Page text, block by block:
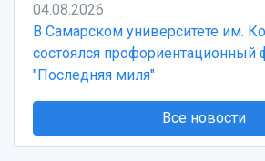
04.08.2026
В Самарском университете им.
состоялся профориентационный
"Последняя миля"
Все новости